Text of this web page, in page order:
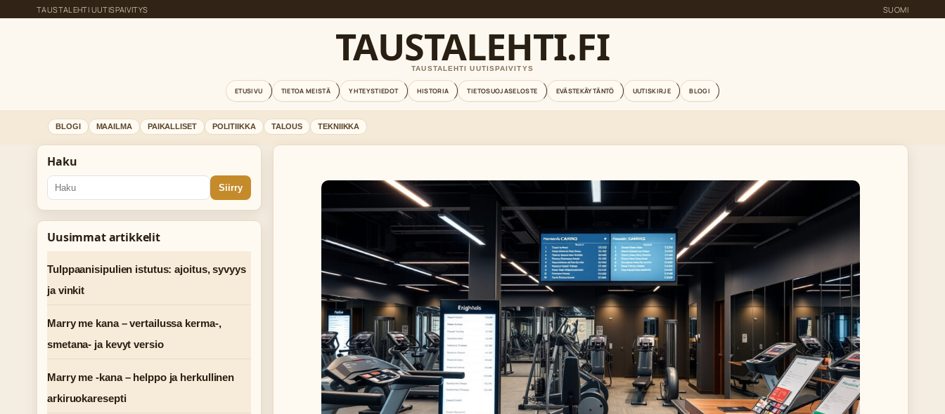
TAUSTALEHTI UUTISPAIVITYS SUOMI
TAUSTALEHTI.FI
TAUSTALEHTI UUTISPAIVITYS
ETUSIVU TIETOA MEISTÄ YHTEYSTIEDOT HISTORIA TIETOSUOJASELOSTE EVÄSTEKÄYTÄNTÖ UUTISKIRJE BLOGI
BLOGI MAAILMA PAIKALLISET POLITIIKKA TALOUS TEKNIIKKA
Haku
Siirry
Uusimmat artikkelit
Tulppaanisipulien istutus: ajoitus, syvyys
ja vinkit
Marry me kana – vertailussa kerma-,
smetana- ja kevyt versio
Marry me -kana – helppo ja herkullinen
arkiruokaresepti